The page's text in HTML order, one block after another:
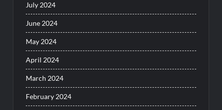
July 2024
June 2024
May 2024
April 2024
March 2024
February 2024